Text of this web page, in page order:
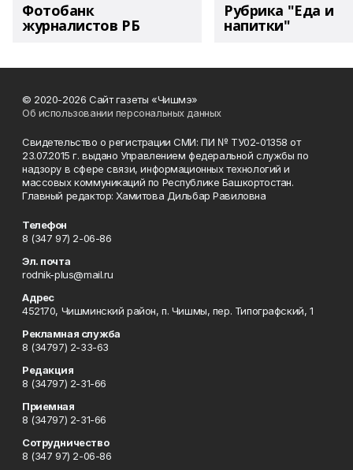
Фотобанк
журналистов РБ
Рубрика "Еда и
напитки"
© 2020-2026 Сайт газеты «Чишмэ»
Об использовании персональных данных
Свидетельство о регистрации СМИ: ПИ № ТУ02-01358 от
23.07.2015 г. выдано Управлением федеральной службы по
надзору в сфере связи, информационных технологий и
массовых коммуникаций по Республике Башкортостан.
Главный редактор: Хамитова Дильбар Равиловна
Телефон
8 (347 97) 2-06-86
Эл. почта
rodnik-plus@mail.ru
Адрес
452170, Чишминский район, п. Чишмы, пер. Типографский, 1
Рекламная служба
8 (34797) 2-33-63
Редакция
8 (34797) 2-31-66
Приемная
8 (34797) 2-31-66
Сотрудничество
8 (347 97) 2-06-86